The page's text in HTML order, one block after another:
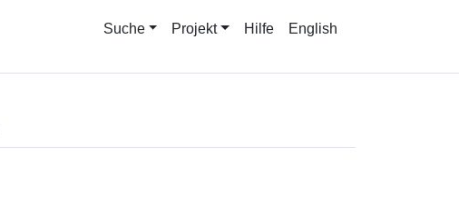
Suche Projekt Hilfe English